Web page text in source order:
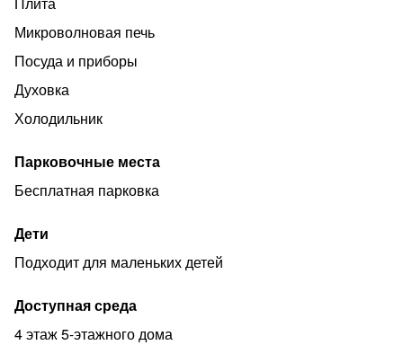
Микроволновая печь
Посуда и приборы
Духовка
Холодильник
Парковочные места
Бесплатная парковка
Дети
Подходит для маленьких детей
Доступная среда
4 этаж 5-этажного дома